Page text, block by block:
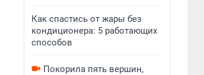
Как спастись от жары без
кондиционера: 5 работающих
способов
Покорила пять вершин,